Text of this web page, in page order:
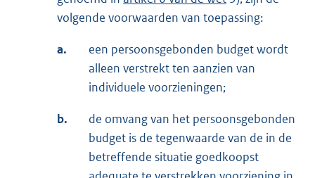
i
k
:
volgende voorwaarden van toepassing:
a.
een persoonsgebonden budget wordt
alleen verstrekt ten aanzien van
individuele voorzieningen;
b.
de omvang van het persoonsgebonden
budget is de tegenwaarde van de in de
betreffende situatie goedkoopst